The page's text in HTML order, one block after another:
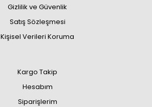
Gizlilik ve Güvenlik
Satış Sözleşmesi
Kişisel Verileri Koruma
Kargo Takip
Hesabım
Siparişlerim